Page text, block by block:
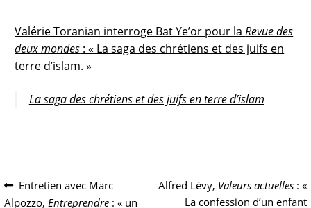
Valérie Toranian interroge Bat Ye’or pour laRevue des
deux mondes : « La saga des chrétiens et des juifs en
terre d’islam. »
La saga des chrétiens et des juifs en terre d’islam
Navigation
Article
précédent :
Entretien avec Marc
Alpozzo,Entreprendre : « un
Article
suivant :
Alfred Lévy, Valeurs actuelles: «
La confession d’un enfant